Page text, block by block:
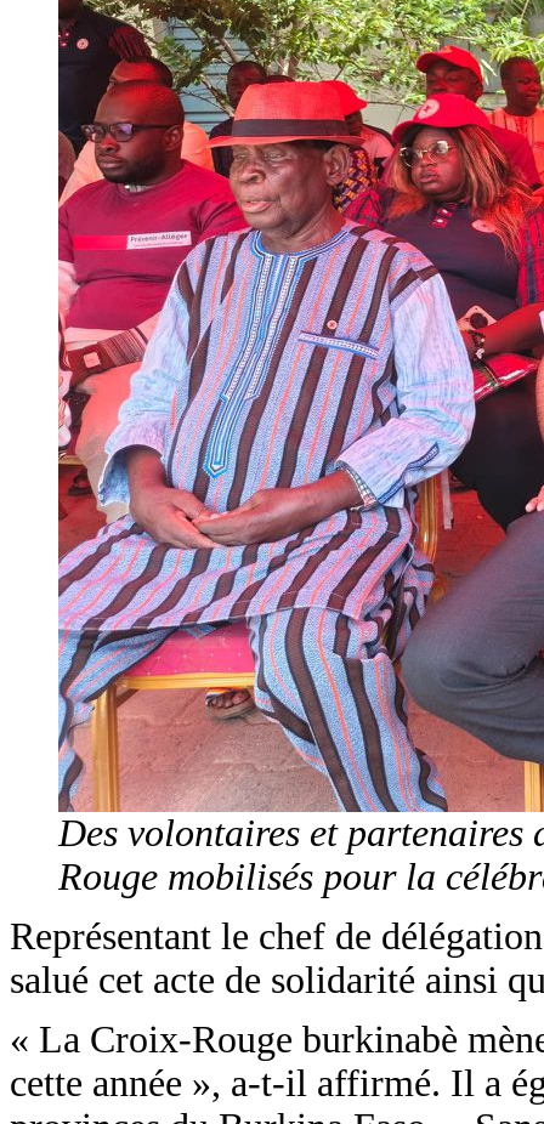
Des volontaires et
Rouge mobilisés pour la
Représentant le chef de
salué cet acte de solidarité ainsi
« La Croix-Rouge burkinabè
cette année », a-t-il affirmé. Il a